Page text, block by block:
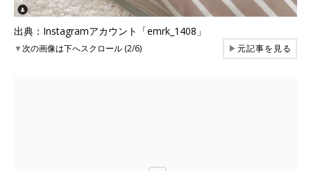
出典：Instagramアカウント「emrk_1408」
▼次の画像は下へスクロール (2/6) ▶元記事を見る